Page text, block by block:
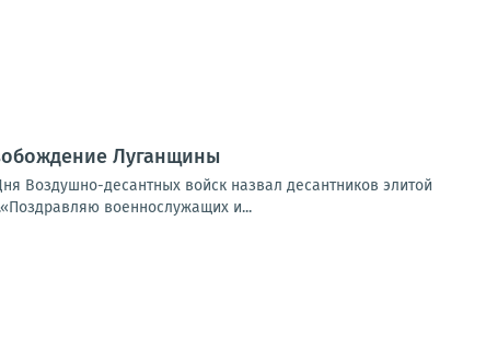
Луганщины
Воздушно-десантных войск назвал десантников элитой
военнослужащих и...